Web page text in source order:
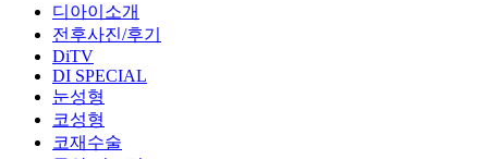
디아이소개
전후사진/후기
DiTV
DI SPECIAL
눈성형
코성형
코재수술